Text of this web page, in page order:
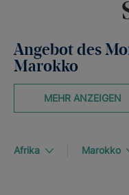
Angebot des
Marokko
MEHR ANZEIGEN
Afrika Marokko